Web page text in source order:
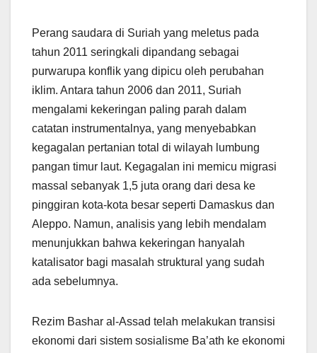
Perang saudara di Suriah yang meletus pada
tahun 2011 seringkali dipandang sebagai
purwarupa konflik yang dipicu oleh perubahan
iklim. Antara tahun 2006 dan 2011, Suriah
mengalami kekeringan paling parah dalam
catatan instrumentalnya, yang menyebabkan
kegagalan pertanian total di wilayah lumbung
pangan timur laut. Kegagalan ini memicu migrasi
massal sebanyak 1,5 juta orang dari desa ke
pinggiran kota-kota besar seperti Damaskus dan
Aleppo. Namun, analisis yang lebih mendalam
menunjukkan bahwa kekeringan hanyalah
katalisator bagi masalah struktural yang sudah
ada sebelumnya.
Rezim Bashar al-Assad telah melakukan transisi
ekonomi dari sistem sosialisme Ba’ath ke ekonomi